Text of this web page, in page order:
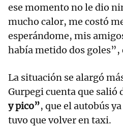
ese momento no le dio
mucho calor, me costó
esperándome, mis
había metido dos goles”,
La situación se alargó
Gurpegi cuenta que salió
y pico”, que el autobús
tuvo que volver en taxi.